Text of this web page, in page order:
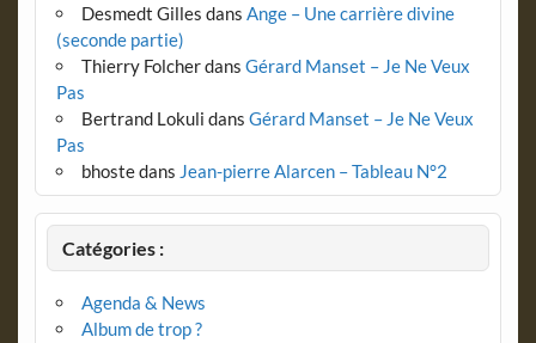
Desmedt Gilles dans Ange – Une carrière divine
(seconde partie)
Thierry Folcherdans Gérard Manset – Je Ne Veux
Pas
Bertrand Lokuli dans Gérard Manset – Je Ne Veux
Pas
bhostedans Jean-pierre Alarcen – Tableau N°2
Catégories :
Agenda & News
Album de trop ?